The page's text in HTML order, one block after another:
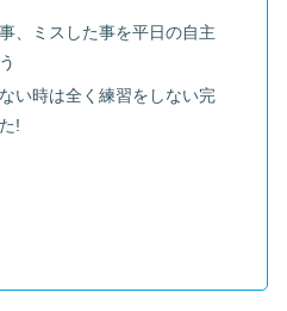
、ミスした事を平日の自主
い時は全く練習をしない完
!